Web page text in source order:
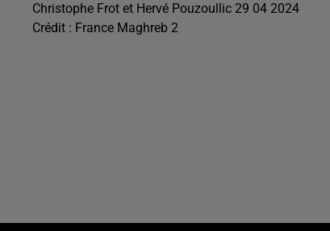
Christophe Frot et Hervé Pouzoullic 29 04 2024
Crédit : France Maghreb 2